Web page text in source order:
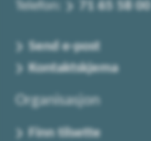
Telefon: 71 65 58 00
Send e-post
Kontaktskjema
Organisasjon
Finn tilsette